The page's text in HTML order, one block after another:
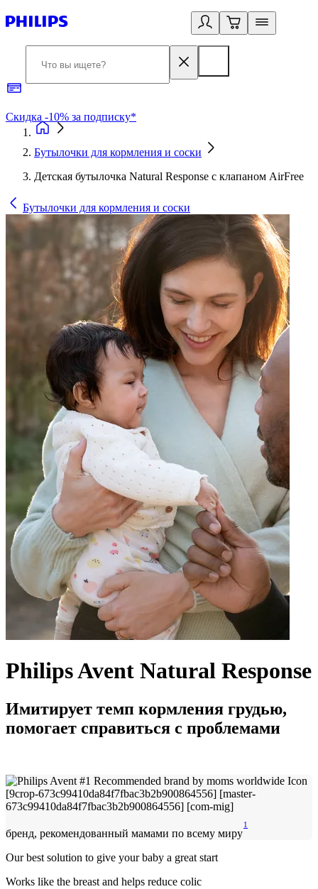
Скидка -10% за подписку*
Бутылочки для кормления и соски
Детская бутылочка Natural Response с клапаном AirFree
Бутылочки для кормления и соски
Philips Avent Natural Response
Имитирует темп кормления грудью,
помогает справиться с проблемами
бренд, рекомендованный мамами по всему миру
1
Our best solution to give your baby a great start
Works like the breast and helps reduce colic